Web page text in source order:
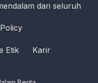
dari seluruh
Etik Karir